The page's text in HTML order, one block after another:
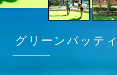
グリーンパッテ